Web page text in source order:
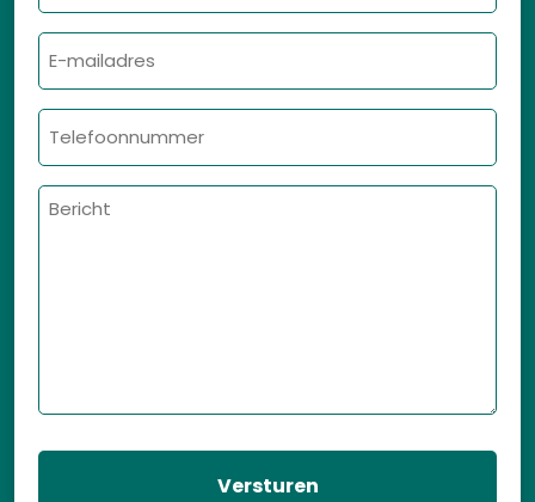
E-
mailadres
Telefoonnummer
Bericht